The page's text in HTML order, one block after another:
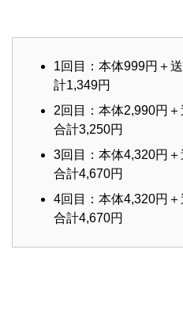
1回目：本体999円＋
計1,349円
2回目：本体2,990円
合計3,250円
3回目：本体4,320円
合計4,670円
4回目：本体4,320円
合計4,670円